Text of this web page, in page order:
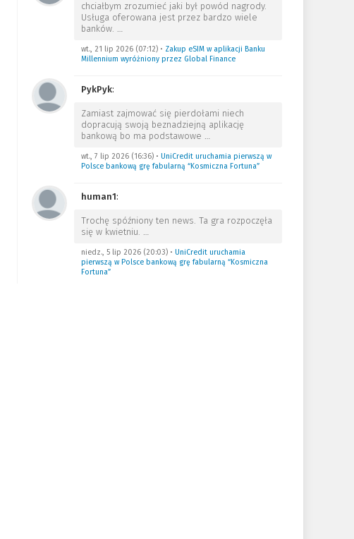
chciałbym zrozumieć jaki był powód nagrody.
Usługa oferowana jest przez bardzo wiele
banków. …
wt., 21 lip 2026 (07:12)• Zakup eSIM w aplikacji Banku
Millennium wyróżniony przez Global Finance
PykPyk:
Zamiast zajmować się pierdołami niech
dopracują swoją beznadziejną aplikację
bankową bo ma podstawowe …
wt., 7 lip 2026 (16:36)• UniCredit uruchamia pierwszą w
Polsce bankową grę fabularną “Kosmiczna Fortuna”
human1:
Trochę spóźniony ten news. Ta gra rozpoczęła
się w kwietniu. …
niedz., 5 lip 2026 (20:03)• UniCredit uruchamia
pierwszą w Polsce bankową grę fabularną “Kosmiczna
Fortuna”